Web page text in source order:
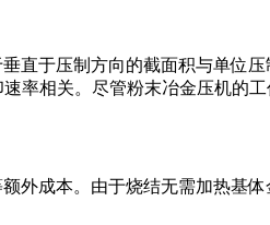
于压制方向的截面积与单位
率相关。尽管粉末冶金压机的
成本。由于烧结无需加热基体